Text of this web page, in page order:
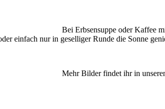
oder Kaffee mit
einfach nur in geselliger Runde die Sonne
ihr in unserem